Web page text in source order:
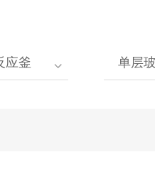
应釜 单层玻